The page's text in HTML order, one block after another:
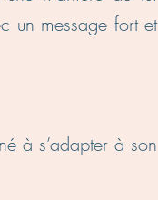
un message fort et
à s’adapter à son